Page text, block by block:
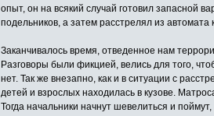
опыт, он на всякий случай готовил запасной
подельников, а затем расстрелял из
Заканчивалось время, отведенное нам
Разговоры были фикцией, велись для того,
нет. Так же внезапно, как и в ситуации с
детей и взрослых находилась в кузове.
Тогда начальники начнут шевелиться и